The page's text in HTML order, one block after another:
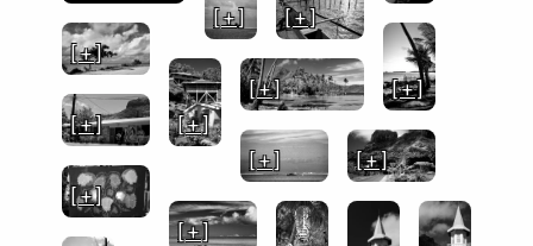
[ + ]
[ + ]
[ + ]
[ + ]
[ + ]
[ + ]
[ + ]
[ + ]
[ + ]
[ + ]
[ + ]